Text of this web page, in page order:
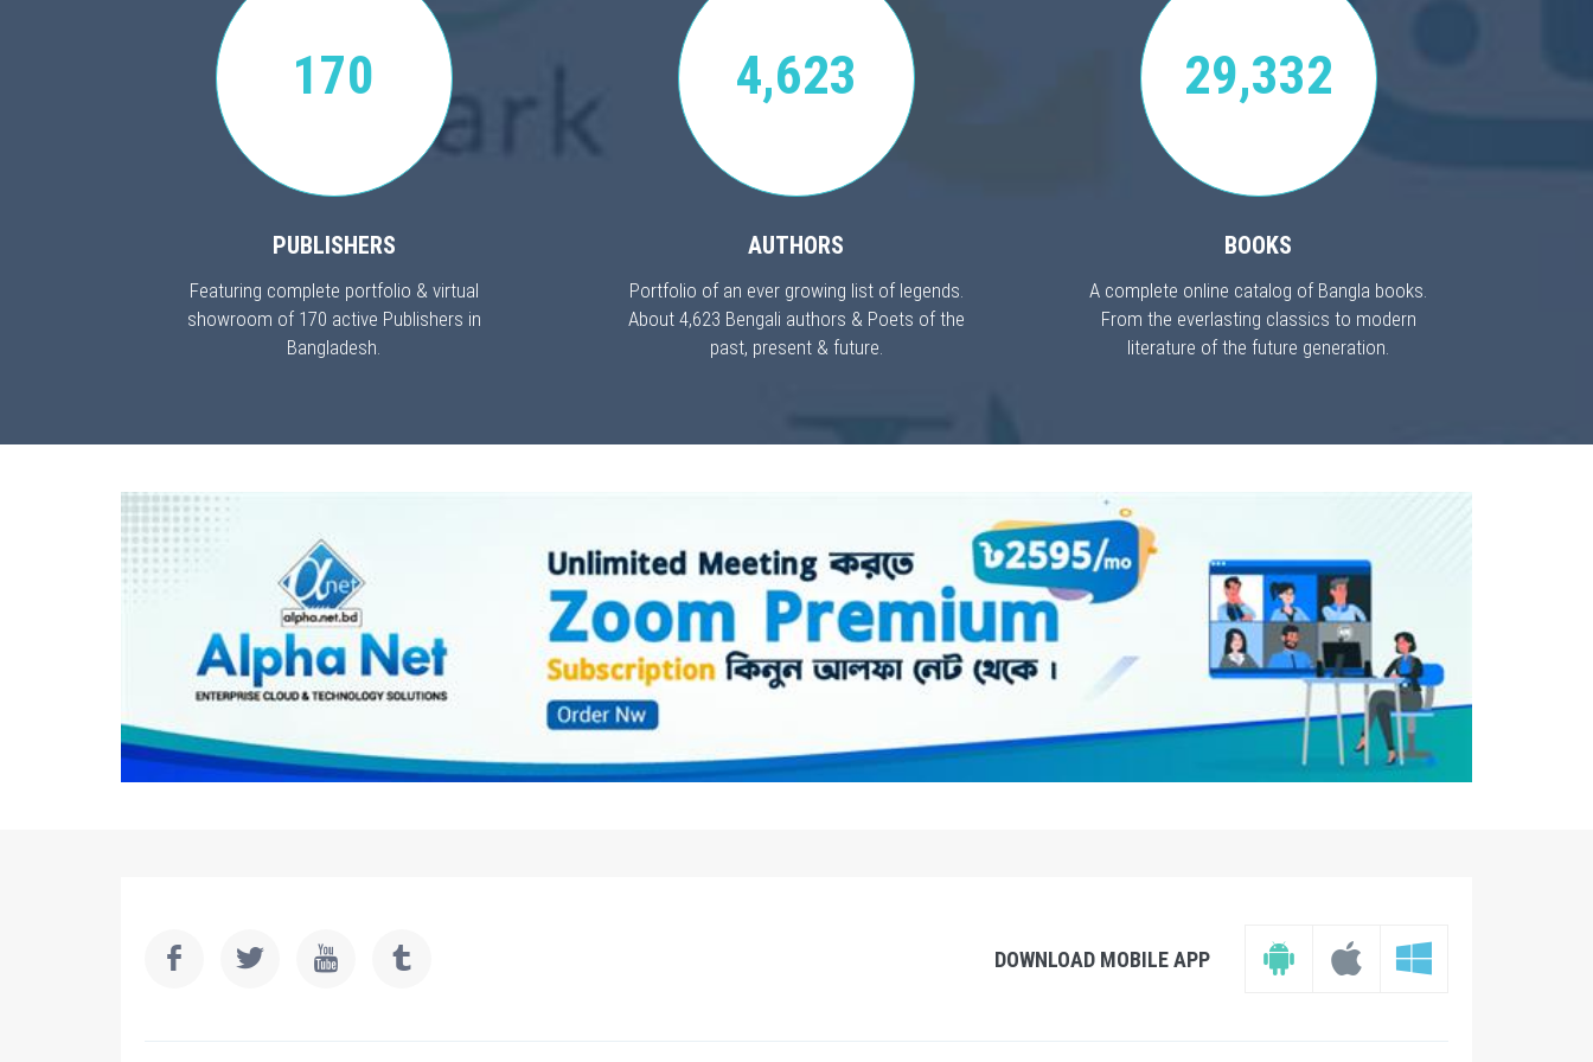
170
PUBLISHERS
Featuring complete portfolio & virtual
showroom of 170 active Publishers in
Bangladesh.
4,623
AUTHORS
Portfolio of an ever growing list of legends.
About 4,623 Bengali authors & Poets of the
past, present & future.
29,332
BOOKS
A complete online catalog of Bangla books.
From the everlasting classics to modern
literature of the future generation.
DOWNLOAD MOBILE APP